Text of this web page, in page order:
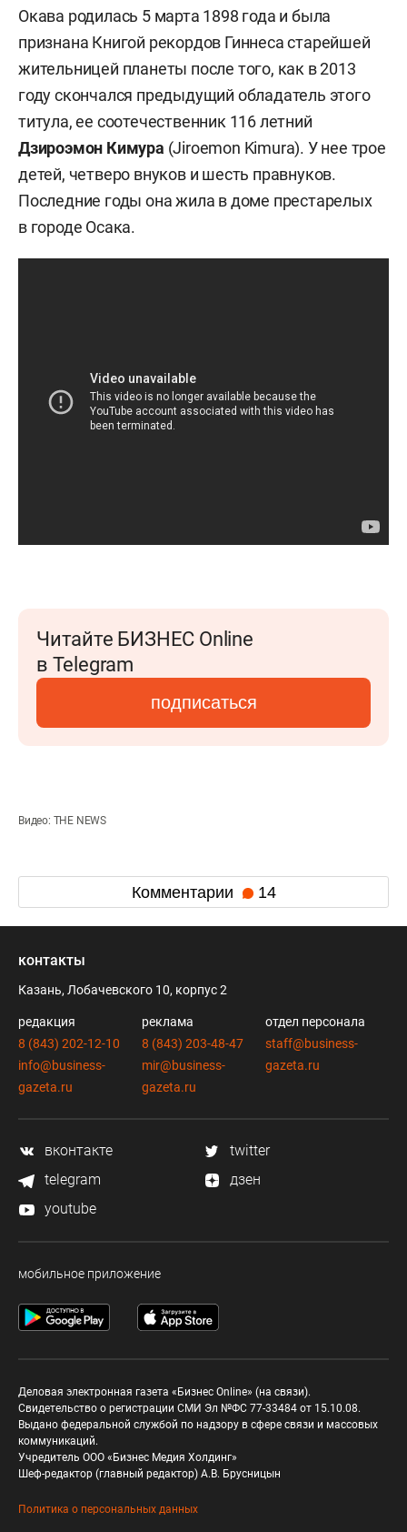
Окава родилась 5 марта 1898 года и была
признана Книгой рекордов Гиннеса старейшей
жительницей планеты после того, как в 2013
году скончался предыдущий обладатель этого
титула, ее соотечественник 116 летний
Дзироэмон Кимура (Jiroemon Kimura). У нее трое
детей, четверо внуков и шесть правнуков.
Последние годы она жила в доме престарелых
в городе Осака.
Читайте БИЗНЕС Online
в Telegram
подписаться
Видео: THE NEWS
Комментарии 14
контакты
Казань, Лобачевского 10, корпус 2
редакция
8 (843) 202-12-10
info@business-
gazeta.ru
реклама
8 (843) 203-48-47
mir@business-
gazeta.ru
отдел персонала
staff@business-
gazeta.ru
вконтакте
twitter
telegram
дзен
youtube
мобильное приложение
Деловая электронная газета «Бизнес Online» (на связи).
Свидетельство о регистрации СМИ Эл №ФС 77-33484 от 15.10.08.
Выдано федеральной службой по надзору в сфере связи и массовых
коммуникаций.
Учредитель ООО «Бизнес Медия Холдинг»
Шеф-редактор (главный редактор) А.В. Брусницын
Политика о персональных данных